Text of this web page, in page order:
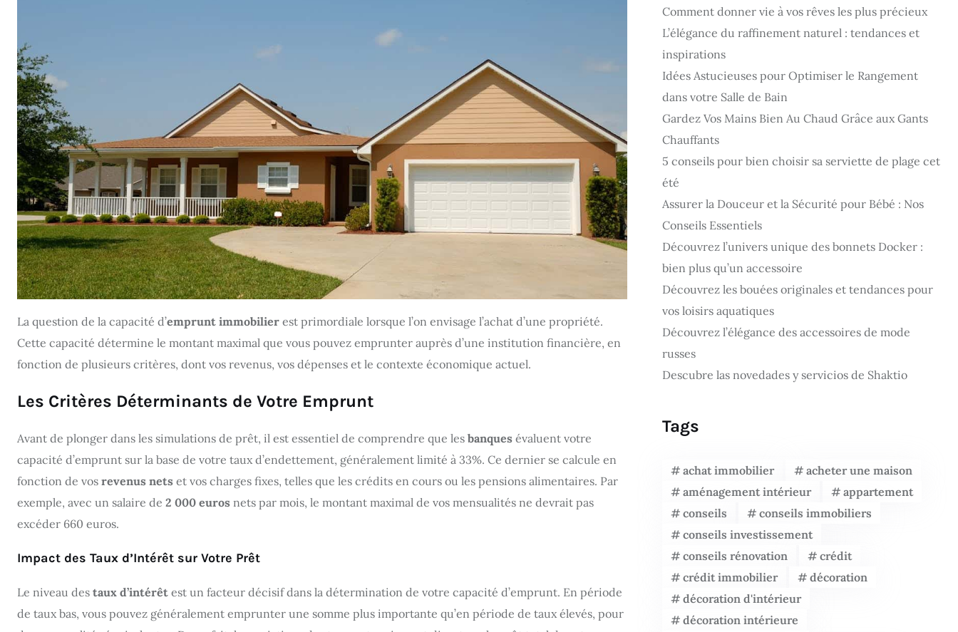
La question de la capacité d’emprunt immobilier est primordiale lorsque l’on envisage l’achat d’une propriété.
Cette capacité détermine le montant maximal que vous pouvez emprunter auprès d’une institution financière, en
fonction de plusieurs critères, dont vos revenus, vos dépenses et le contexte économique actuel.
Les Critères Déterminants de Votre Emprunt
Avant de plonger dans les simulations de prêt, il est essentiel de comprendre que les banques évaluent votre
capacité d’emprunt sur la base de votre taux d’endettement, généralement limité à 33%. Ce dernier se calcule en
fonction de vos revenus nets et vos charges fixes, telles que les crédits en cours ou les pensions alimentaires. Par
exemple, avec un salaire de 2 000 euros nets par mois, le montant maximal de vos mensualités ne devrait pas
excéder 660 euros.
Impact des Taux d’Intérêt sur Votre Prêt
Le niveau des taux d’intérêt est un facteur décisif dans la détermination de votre capacité d’emprunt. En période
de taux bas, vous pouvez généralement emprunter une somme plus importante qu’en période de taux élevés, pour
Comment donner vie à vos rêves les plus précieux
L’élégance du raffinement naturel : tendances et
inspirations
Idées Astucieuses pour Optimiser le Rangement
dans votre Salle de Bain
Gardez Vos Mains Bien Au Chaud Grâce aux Gants
Chauffants
5 conseils pour bien choisir sa serviette de plage cet
été
Assurer la Douceur et la Sécurité pour Bébé : Nos
Conseils Essentiels
Découvrez l’univers unique des bonnets Docker :
bien plus qu’un accessoire
Découvrez les bouées originales et tendances pour
vos loisirs aquatiques
Découvrez l’élégance des accessoires de mode
russes
Descubre las novedades y servicios de Shaktio
Tags
achat immobilier
acheter une maison
aménagement intérieur
appartement
conseils
conseils immobiliers
conseils investissement
conseils rénovation
crédit
crédit immobilier
décoration
décoration d'intérieur
décoration intérieure